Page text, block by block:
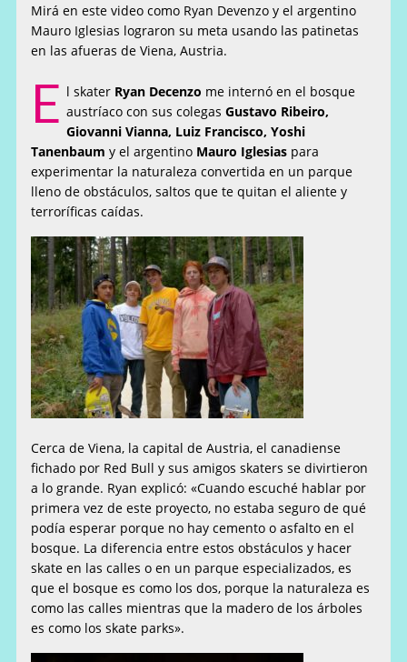
Mirá en este video como Ryan Devenzo y el argentino
Mauro Iglesias lograron su meta usando las patinetas
en las afueras de Viena, Austria.
E l skater Ryan Decenzo me internó en el bosque
austríaco con sus colegasGustavo Ribeiro,
Giovanni Vianna, Luiz Francisco, Yoshi
Tanenbaum y el argentino Mauro Iglesias para
experimentar la naturaleza convertida en un parque
lleno de obstáculos, saltos que te quitan el aliente y
terroríficas caídas.
Cerca de Viena, la capital de Austria, el canadiense
fichado por Red Bull y sus amigos skaters se divirtieron
a lo grande. Ryan explicó: «Cuando escuché hablar por
primera vez de este proyecto, no estaba seguro de qué
podía esperar porque no hay cemento o asfalto en el
bosque. La diferencia entre estos obstáculos y hacer
skate en las calles o en un parque especializados, es
que el bosque es como los dos, porque la naturaleza es
como las calles mientras que la madero de los árboles
es como los skate parks».